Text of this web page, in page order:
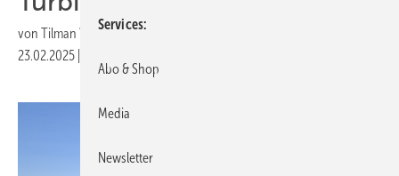
von Tilman Weber
23.02.2025
Services
Abo & Shop
Media
Newsletter